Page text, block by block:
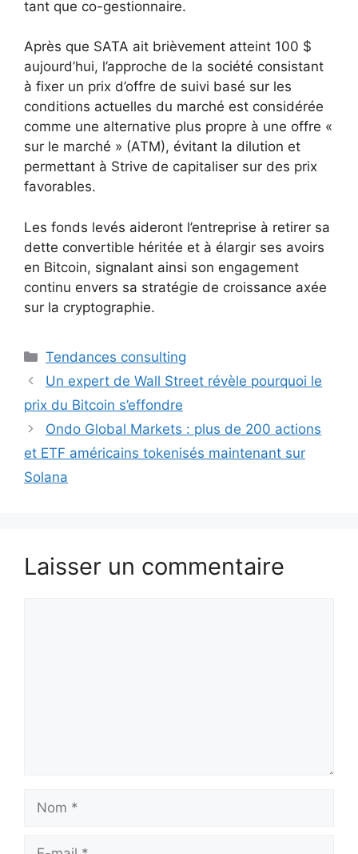
tant que co-gestionnaire.
Après que SATA ait brièvement atteint 100 $
aujourd’hui, l’approche de la société consistant
à fixer un prix d’offre de suivi basé sur les
conditions actuelles du marché est considérée
comme une alternative plus propre à une offre «
sur le marché » (ATM), évitant la dilution et
permettant à Strive de capitaliser sur des prix
favorables.
Les fonds levés aideront l’entreprise à retirer sa
dette convertible héritée et à élargir ses avoirs
en Bitcoin, signalant ainsi son engagement
continu envers sa stratégie de croissance axée
sur la cryptographie.
Catégories
Tendances consulting
Un expert de Wall Street révèle pourquoi le
prix du Bitcoin s’effondre
Ondo Global Markets : plus de 200 actions
et ETF américains tokenisés maintenant sur
Solana
Laisser un commentaire